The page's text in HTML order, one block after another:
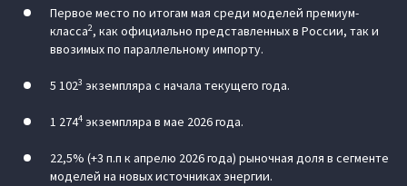
Первое место по итогам мая среди моделей премиум-
класса2, как официально представленных в России, так и
ввозимых по параллельному импорту.
5 1023 экземпляра с начала текущего года.
1 2744 экземпляра в мае 2026 года.
22,5% (+3 п.п к апрелю 2026 года) рыночная доля в сегменте
моделей на новых источниках энергии.